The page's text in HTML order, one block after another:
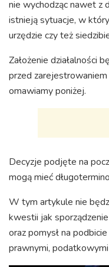
nie wychodząc nawet z
istnieją sytuacje, w
urzędzie czy też
Założenie działalności
przed
omawiamy poniżej.
Decyzje podjęte na
mogą mieć
W tym artykule nie
kwestii jak
oraz pomysł na
prawnymi,